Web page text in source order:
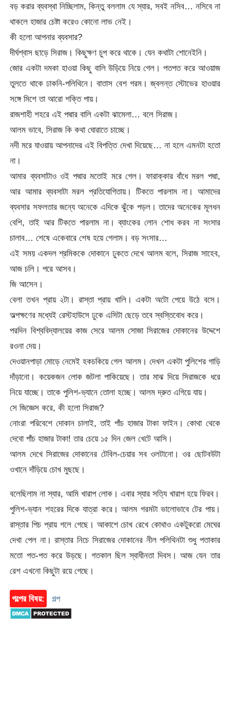
বড় করার ব্যবস্থা নিচ্ছিলাম, কিন্তু বললাম যে স্যার, সবই নসিব… নসিবে না
থাকলে হাজার চেষ্টা করেও কোনো লাভ নেই।
কী হলো আপনার ব্যবসার?
দীর্ঘশ্বাস ছাড়ে সিরাজ। কিছুক্ষণ চুপ করে থাকে। যেন কথাটা শোনেইনি।
জোর একটা দমকা হাওয়া কিছু বালি উড়িয়ে নিয়ে গেল। পতপত করে আওয়াজ
তুলতে থাকে ঢাকনি-পলিথিনে। বাতাস বেশ গরম। জ্বলন্ত স্টোভের হাওয়ার
সঙ্গে মিশে তা আরো শক্তি পায়।
রাজশাহী শহরে এই পদ্মার বালি একটা ঝামেলা… বলে সিরাজ।
আলম ভাবে, সিরাজ কি কথা ঘোরাতে চাচ্ছে।
নদী মরে যাওয়ায় আপনাদের এই বিপত্তি দেখা দিয়েছে… না হলে এমনটা হতো
না।
আমার ব্যবসাটাও ওই পদ্মার মতোই মরে গেল। ফারাক্কার বাঁধে মরল পদ্মা,
আর আমার ব্যবসাটা মরল প্রতিযোগিতায়। টিকতে পারলাম না। আমাদের
ব্যবসার সফলতার জন্যে অনেকে এদিকে ঝুঁকে পড়ল। তাদের অনেকের মূলধন
বেশি, তাই আর টিকতে পারলাম না। ব্যাংকের লোন শোধ করব না সংসার
চালাব… শেষে একেবারে শেষ হয়ে গেলাম। বড় সংসার…
এই সময় একদল শ্রমিককে দোকানে ঢুকতে দেখে আলম বলে, সিরাজ সাহেব,
আজ চলি। পরে আসব।
জি আসেন।
বেলা তখন প্রায় ২টা। রাস্তা প্রায় খালি। একটা অটো পেয়ে উঠে বসে।
অল্পক্ষণের মধ্যেই রেস্টহাউসে ঢুকে এসিটা ছেড়ে তবে স্বস্তিবোধ করে।
পরদিন বিশ্ববিদ্যালয়ের কাজ সেরে আলম সোজা সিরাজের দোকানের উদ্দেশে
রওনা দেয়।
দেওয়ানপাড়া মোড়ে নেমেই হকচকিয়ে গেল আলম। দেখল একটা পুলিশের গাড়ি
দাঁড়ানো। কয়েকজন লোক জটলা পাকিয়েছে। তার মাঝ দিয়ে সিরাজকে ধরে
নিয়ে যাচ্ছে। তাকে পুলিশ-ভ্যানে তোলা হচ্ছে। আলম দ্রুত এগিয়ে যায়।
সে জিজ্ঞেস করে, কী হলো সিরাজ?
নোংরা পরিবেশে দোকান চালাই, তাই পাঁচ হাজার টাকা ফাইন। কোথা থেকে
দেবো পাঁচ হাজার টাকা! তার চেয়ে ১৫ দিন জেল খেটে আসি।
আলম দেখে সিরাজের দোকানের টেবিল-চেয়ার সব ওলটানো। ওর ছোটবউটা
ওখানে দাঁড়িয়ে চোখ মুছছে।
বলেছিলাম না স্যার, আমি খারাপ লোক। এবার স্যার সত্যি খারাপ হয়ে ফিরব।
পুলিশ-ভ্যান শহরের দিকে যাত্রা করে। আলম গরমটা ভালোভাবে টের পায়।
রাস্তার পিচ প্রায় গলে গেছে। আকাশে চোখ রেখে কোথাও একটুকরো মেঘের
দেখা পেল না। রাস্তার নিচে সিরাজের দোকানের নীল পলিথিনটা শুধু পতাকার
মতো পত-পত করে উড়ছে। গতকাল ছিল স্বাধীনতা দিবস। আজ যেন তার
রেশ এখনো কিছুটা রয়ে গেছে।
গল্পের বিষয়: গল্প